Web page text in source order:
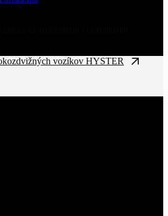
vozíkov HYSTER